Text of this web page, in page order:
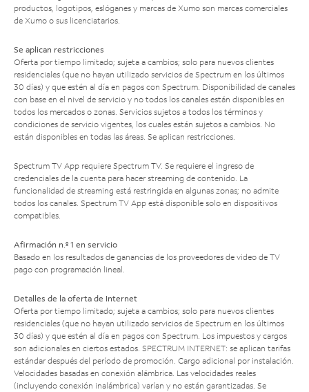
productos, logotipos, eslóganes y marcas de Xumo son marcas comerciales
de Xumo o sus licenciatarios.
Se aplican restricciones
Oferta por tiempo limitado; sujeta a cambios; solo para nuevos clientes
residenciales (que no hayan utilizado servicios de Spectrum en los últimos
30 días) y que estén al día en pagos con Spectrum. Disponibilidad de canales
con base en el nivel de servicio y no todos los canales están disponibles en
todos los mercados o zonas. Servicios sujetos a todos los términos y
condiciones de servicio vigentes, los cuales están sujetos a cambios. No
están disponibles en todas las áreas. Se aplican restricciones.
Spectrum TV App requiere Spectrum TV. Se requiere el ingreso de
credenciales de la cuenta para hacer streaming de contenido. La
funcionalidad de streaming está restringida en algunas zonas; no admite
todos los canales. Spectrum TV App está disponible solo en dispositivos
compatibles.
Afirmación n.º 1 en servicio
Basado en los resultados de ganancias de los proveedores de video de TV
pago con programación lineal.
Detalles de la oferta de Internet
Oferta por tiempo limitado; sujeta a cambios; solo para nuevos clientes
residenciales (que no hayan utilizado servicios de Spectrum en los últimos
30 días) y que estén al día en pagos con Spectrum. Los impuestos y cargos
son adicionales en ciertos estados. SPECTRUM INTERNET: se aplican tarifas
estándar después del período de promoción. Cargo adicional por instalación.
Velocidades basadas en conexión alámbrica. Las velocidades reales
(incluyendo conexión inalámbrica) varían y no están garantizadas. Se